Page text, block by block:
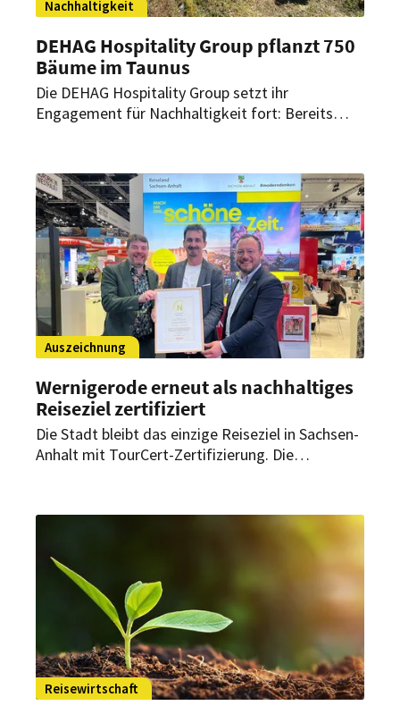
Nachhaltigkeit
DEHAG Hospitality Group pflanzt 750
Bäume im Taunus
Die DEHAG Hospitality Group setzt ihr
Engagement für Nachhaltigkeit fort: Bereits
Bäume gepflanzt.
Auszeichnung
Wernigerode erneut als nachhaltiges
Reiseziel zertifiziert
Die Stadt bleibt das einzige Reiseziel in Sachsen-
Anhalt mit TourCert-Zertifizierung. Die
Reisewirtschaft